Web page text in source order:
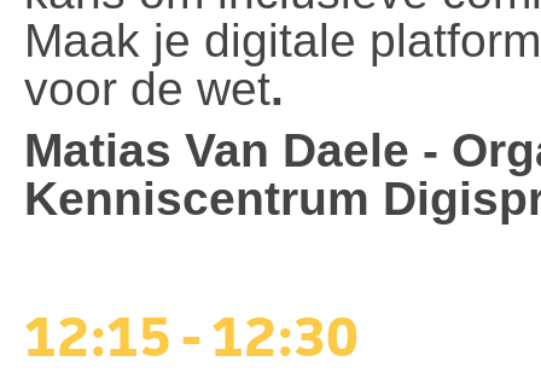
Maak je digitale
voor de wet.
Matias Van Daele -
Kenniscentrum
12:15 - 12:30